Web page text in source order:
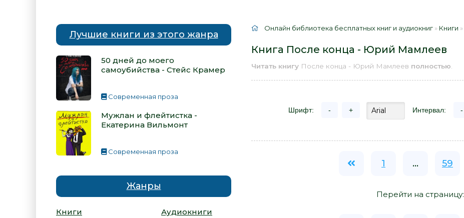
Лучшие книги из этого жанра
50 дней до моего
самоубийства - Стейс Крамер
Современная проза
Мужлан и флейтистка -
Екатерина Вильмонт
Современная проза
Жанры
Книги Аудиокниги
Онлайн библиотека бесплатных книг и аудиокниг » Книги »
Книга После конца - Юрий Мамлеев
Читать книгу После конца - Юрий Мамлеев полностью
Шрифт: - + Интервал: -
1 ... 59
Перейти на страницу: